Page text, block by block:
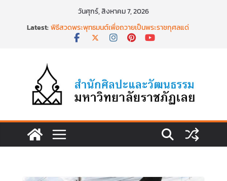
วันศุกร์, สิงหาคม 7, 2026
Latest: พิธีสวดพระพุทธมนต์เพื่อถวายเป็นพระราชกุศลแด่
สมเด็จพระเจ้าลูกเธอฯ วันที่ ๒๒ มิถุนายน ๒๕๖๙
นำงานวิจัยเรื่องการถ่ายทอดจิตรกรรมฝาผนังวัด
โพธิ์ชัยนาพึงผ่านงานศิลปะภาพพิมพ์ฯ ระหว่างวันที่ 22
– 26 มิถุนายน 2569
เชียงคานเปิดงานยิ่งใหญ่ ฉลองครบรอบ ๑๑๕ ปี
สืบสานวัฒนธรรมประเพณีผ่านศาสตร์พระราชา สู่การ
ท่องเที่ยวยั่งยืน วันที่ ๒๓ มิถุนายน ๒๕๖๙
พิธีบำเพ็ญกุศลสวดพระอภิธรรม เพื่ออุทิศถวายพระ
กุศลแด่ สมเด็จพระเจ้าลูกเธอ เจ้าฟ้าพัชรกิติยาภา นเร